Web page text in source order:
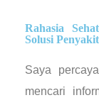
Rahasia
Solusi
Saya
mencari